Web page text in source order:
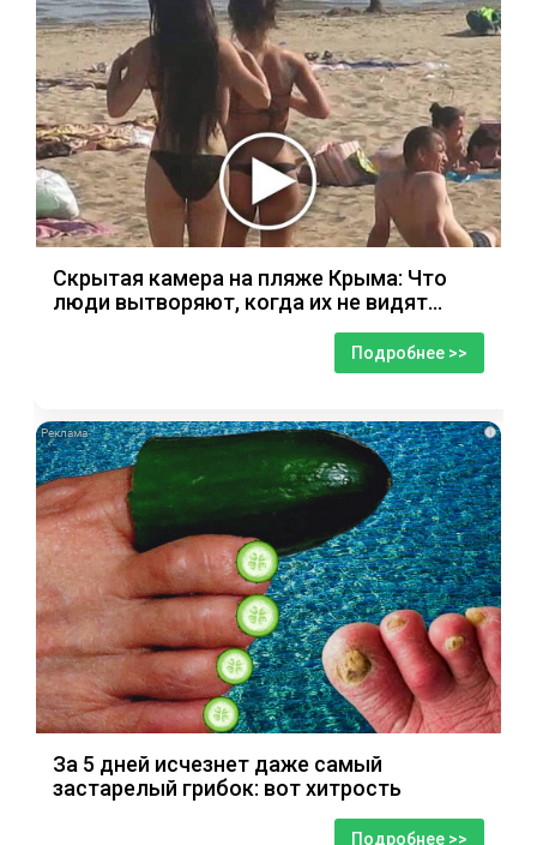
Скрытая камера на пляже Крыма: Что
люди вытворяют, когда их не видят...
Подробнее >>
i
За 5 дней исчезнет даже самый
застарелый грибок: вот хитрость
Подробнее >>